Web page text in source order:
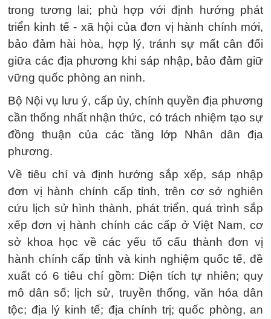
trong tương lai; phù hợp với định hướng phát
triển kinh tế - xã hội của đơn vị hành chính mới,
bảo đảm hài hòa, hợp lý, tránh sự mất cân đối
giữa các địa phương khi sáp nhập, bảo đảm giữ
vững quốc phòng an ninh.
Bộ Nội vụ lưu ý, cấp ủy, chính quyền địa phương
cần thống nhất nhận thức, có trách nhiệm tạo sự
đồng thuận của các tầng lớp Nhân dân địa
phương.
Về tiêu chí và định hướng sắp xếp, sáp nhập
đơn vị hành chính cấp tỉnh, trên cơ sở nghiên
cứu lịch sử hình thành, phát triển, quá trình sắp
xếp đơn vị hành chính các cấp ở Việt Nam, cơ
sở khoa học về các yếu tố cấu thành đơn vị
hành chính cấp tỉnh và kinh nghiệm quốc tế, đề
xuất có 6 tiêu chí gồm: Diện tích tự nhiên; quy
mô dân số; lịch sử, truyền thống, văn hóa dân
tộc; địa lý kinh tế; địa chính trị; quốc phòng, an